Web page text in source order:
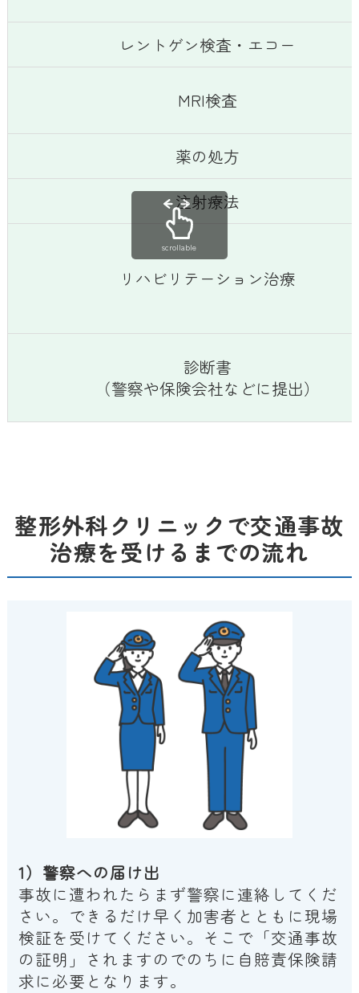
レントゲン検査・エコー
MRI検査
薬の処方
注射療法
リハビリテーション治療
診断書
（警察や保険会社などに提出）
scrollable
整形外科クリニックで交通事故
治療を受けるまでの流れ
1）警察への届け出
事故に遭われたらまず警察に連絡してくだ
さい。できるだけ早く加害者とともに現場
検証を受けてください。そこで「交通事故
の証明」されますのでのちに自賠責保険請
求に必要となります。